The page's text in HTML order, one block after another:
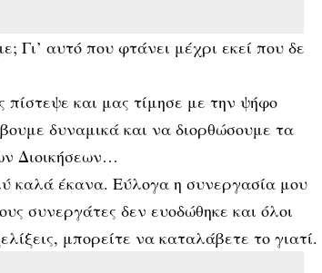
Γι’ αυτό που φτάνει μέχρι εκεί που δε
και μας τίμησε με την ψήφο
δυναμικά και να διορθώσουμε τα
Διοικήσεων…
καλά έκανα. Εύλογα η συνεργασία μου
συνεργάτες δεν ευοδώθηκε και όλοι
μπορείτε να καταλάβετε το γιατί.